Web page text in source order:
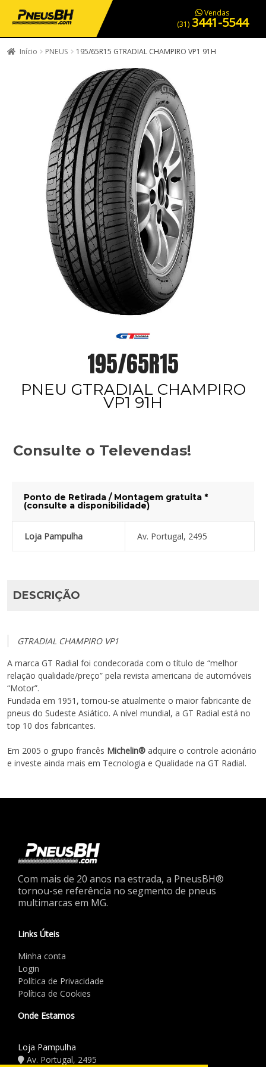
PNEUS EM OFERTA SERVIÇOS AUTOMOTIVOS NOSSA LOJA
Vendas
(31) 3441-5544
Início PNEUS 195/65R15 GTRADIAL CHAMPIRO VP1 91H
195/65R15
PNEU GTRADIAL CHAMPIRO
VP1 91H
Consulte o Televendas!
Ponto de Retirada / Montagem gratuita *
(consulte a disponibilidade)
Loja Pampulha Av. Portugal, 2495
DESCRIÇÃO
GTRADIAL CHAMPIRO VP1
A marca GT Radial foi condecorada com o título de “melhor
relação qualidade/preço” pela revista americana de automóveis
“Motor”.
Fundada em 1951, tornou-se atualmente o maior fabricante de
pneus do Sudeste Asiático. A nível mundial, a GT Radial está no
top 10 dos fabricantes.
Em 2005 o grupo francês Michelin® adquire o controle acionário
e investe ainda mais em Tecnologia e Qualidade na GT Radial.
Com mais de 20 anos na estrada, a PneusBH®
tornou-se referência no segmento de pneus
multimarcas em MG.
Links Úteis
Minha conta
Login
Política de Privacidade
Política de Cookies
Onde Estamos
Loja Pampulha
Av. Portugal, 2495